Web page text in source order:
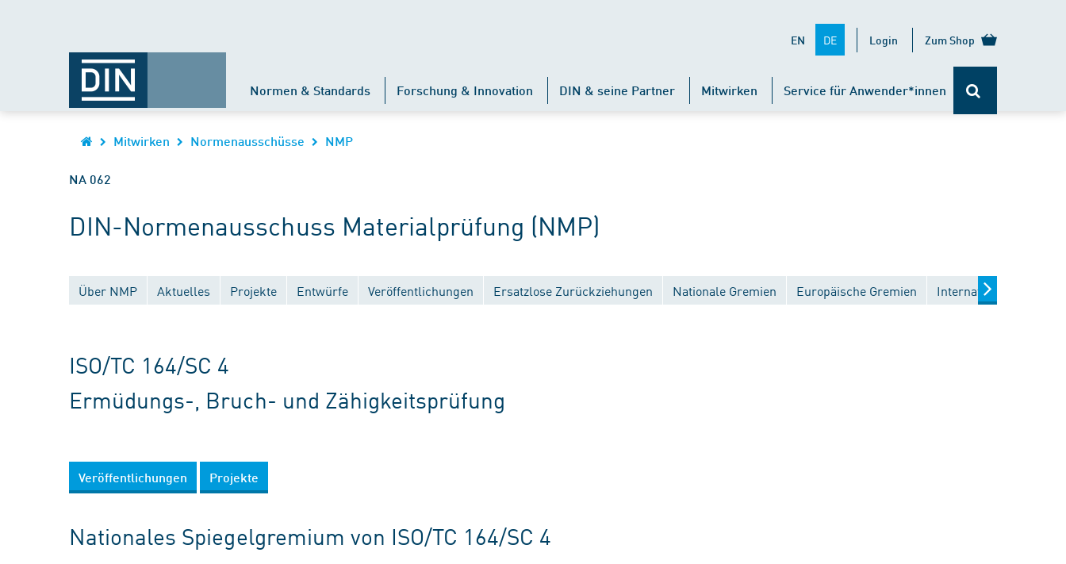
EN DE Login Zum Shop
Normen & Standards Forschung & Innovation DIN & seine Partner Mitwirken Service für Anwender*innen
Mitwirken Normenausschüsse NMP
NA 062
DIN-Normenausschuss Materialprüfung (NMP)
Über NMP Aktuelles Projekte Entwürfe Veröffentlichungen Ersatzlose Zurückziehungen Nationale Gremien Europäische Gremien Internationale Gremien
ISO/TC 164/SC 4
Ermüdungs-, Bruch- und Zähigkeitsprüfung
Veröffentlichungen Projekte
Nationales Spiegelgremium von ISO/TC 164/SC 4